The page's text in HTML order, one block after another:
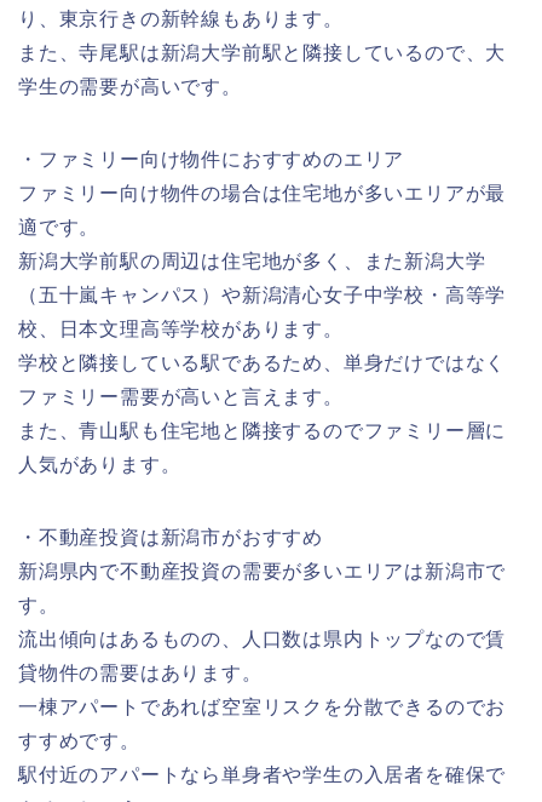
り、東京行きの新幹線もあります。
また、寺尾駅は新潟大学前駅と隣接しているので、大
学生の需要が高いです。
・ファミリー向け物件におすすめのエリア
ファミリー向け物件の場合は住宅地が多いエリアが最
適です。
新潟大学前駅の周辺は住宅地が多く、また新潟大学
（五十嵐キャンパス）や新潟清心女子中学校・高等学
校、日本文理高等学校があります。
学校と隣接している駅であるため、単身だけではなく
ファミリー需要が高いと言えます。
また、青山駅も住宅地と隣接するのでファミリー層に
人気があります。
・不動産投資は新潟市がおすすめ
新潟県内で不動産投資の需要が多いエリアは新潟市で
す。
流出傾向はあるものの、人口数は県内トップなので賃
貸物件の需要はあります。
一棟アパートであれば空室リスクを分散できるのでお
すすめです。
駅付近のアパートなら単身者や学生の入居者を確保で